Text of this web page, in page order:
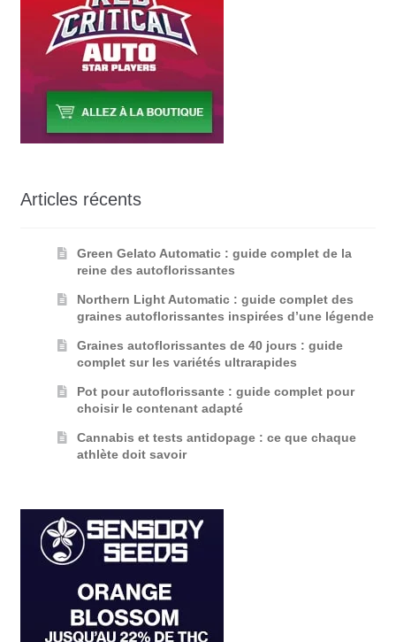
Articles récents
Green Gelato Automatic : guide complet de la
reine des autoflorissantes
Northern Light Automatic : guide complet des
graines autoflorissantes inspirées d’une légende
Graines autoflorissantes de 40 jours : guide
complet sur les variétés ultrarapides
Pot pour autoflorissante : guide complet pour
choisir le contenant adapté
Cannabis et tests antidopage : ce que chaque
athlète doit savoir